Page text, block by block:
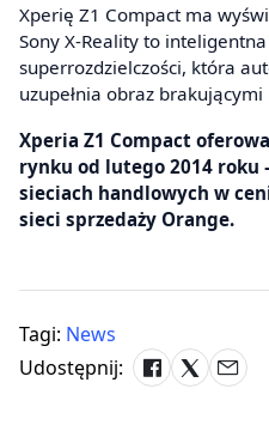
Xperię Z1 Compact ma
Sony X-Reality to
superrozdzielczości, która
uzupełnia obraz
Xperia Z1 Compact
rynku od lutego 2014 roku
sieciach handlowych w
sieci sprzedaży Orange.
Tagi: News
Udostępnij: